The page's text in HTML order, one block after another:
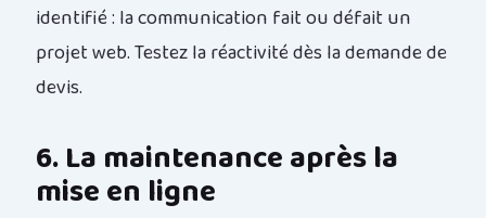
identifié : la communication fait ou défait un
projet web. Testez la réactivité dès la demande de
devis.
6. La maintenance après la
mise en ligne